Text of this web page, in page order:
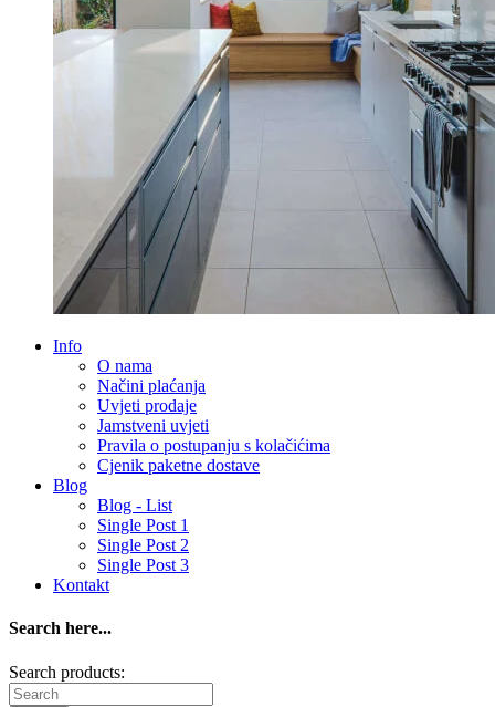
Info
O nama
Načini plaćanja
Uvjeti prodaje
Jamstveni uvjeti
Pravila o postupanju s kolačićima
Cjenik paketne dostave
Blog
Blog - List
Single Post 1
Single Post 2
Single Post 3
Kontakt
Search here...
Search products: